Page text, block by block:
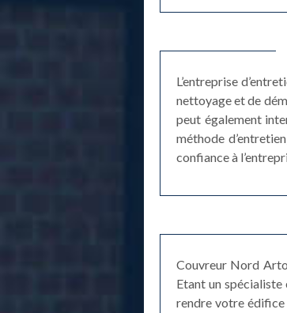
L’entreprise
nettoyage et de
peut également
méthode
confiance à
Couvreur Nord
Etant un
rendre votre édifice